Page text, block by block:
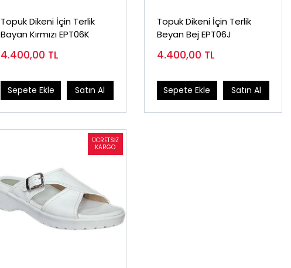
Topuk Dikeni İçin Terlik
Bayan Kırmızı EPT06K
4.400,00 TL
Sepete Ekle Satın Al
Topuk Dikeni İçin Terlik
Beyan Bej EPT06J
4.400,00 TL
Sepete Ekle Satın Al